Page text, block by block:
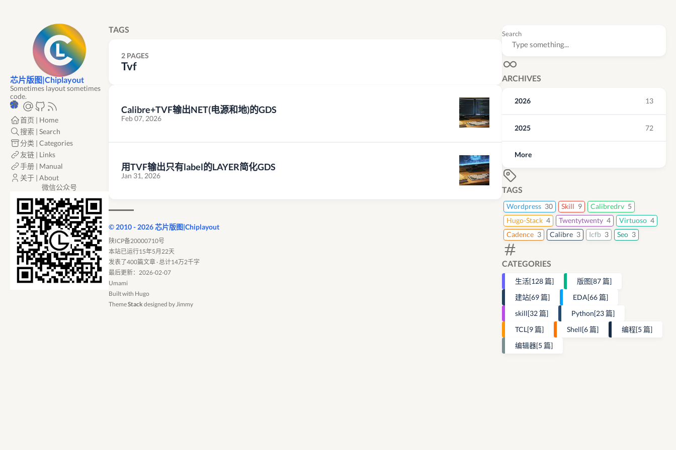
芯片版图|Chiplayout
Sometimes layout sometimes
code.
首页 | Home
搜索 | Search
分类 | Categories
友链 | Links
手册 | Manual
关于 | About
微信公众号
Search
ARCHIVES
2026 13
2025 72
More
TAGS
Wordpress 30 Skill 9 Calibredrv 5
Hugo-Stack 4 Twentytwenty 4 Virtuoso 4
Cadence 3 Calibre 3 Icfb 3 Seo 3
CATEGORIES
生活[128 篇] 版图[87 篇]
建站[69 篇] EDA[66 篇]
skill[32 篇] Python[23 篇]
TCL[9 篇] Shell[6 篇] 编程[5 篇]
编辑器[5 篇]
TAGS
2 PAGES
Tvf
Calibre+TVF输出NET(电源和地)的GDS
Feb 07, 2026
用TVF输出只有label的LAYER简化GDS
Jan 31, 2026
© 2010 - 2026 芯片版图|Chiplayout
陕ICP备20000710号
本站已运行15年5月22天
发表了400篇文章 · 总计14万2千字
最后更新：2026-02-07
Umami
Built with Hugo
ThemeStack designed by Jimmy